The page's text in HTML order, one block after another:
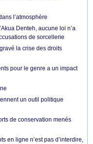
l’atmosphère
Denteh, aucune loi n’a
de sorcellerie
la crise des droits
pour le genre a un impact
un outil politique
de conservation menés
en ligne n’est pas d’interdire,